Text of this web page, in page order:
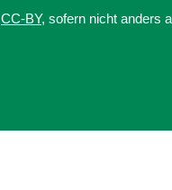
CC-BY, sofern nicht anders